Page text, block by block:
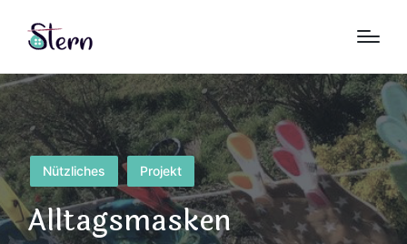
Posted
in
Nützliches Projekt
Alltagsmasken